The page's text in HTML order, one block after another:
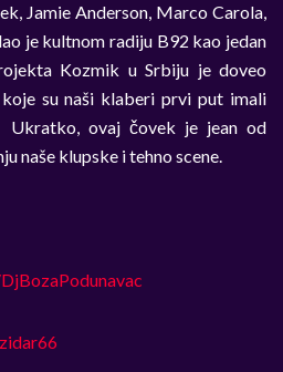
Jamie Anderson, Marco Carola,
je kultnom radiju B92 kao jedan
Kozmik u Srbiju je doveo
su naši klaberi prvi put imali
Ukratko, ovaj čovek je jean od
naše klupske i tehno scene.